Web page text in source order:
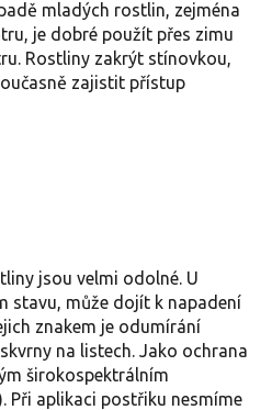
mladých rostlin, zejména
je dobré použít přes zimu
Rostliny zakrýt stínovkou,
zajistit přístup
jsou velmi odolné. U
stavu, může dojít k napadení
znakem je odumírání
na listech. Jako ochrana
širokospektrálním
Při aplikaci postřiku nesmíme